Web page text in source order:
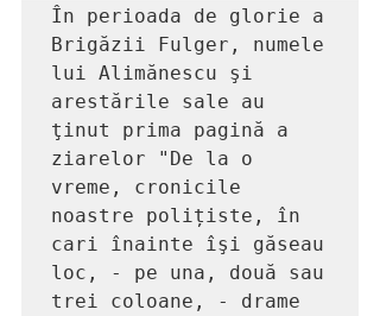
În perioada de glorie a
Brigăzii Fulger, numele
lui Alimănescu şi
arestările sale au
ţinut prima pagină a
ziarelor "De la o
vreme, cronicile
noastre polițiste, în
cari înainte îşi găseau
loc, - pe una, două sau
trei coloane, - drame